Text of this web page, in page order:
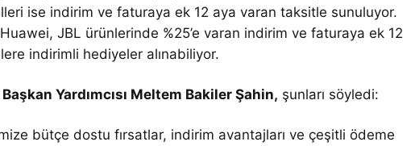
ise indirim ve faturaya ek 12 aya varan taksitle sunuluyor.
JBL ürünlerinde %25’e varan indirim ve faturaya ek 12
indirimli hediyeler alınabiliyor.
Yardımcısı Meltem Bakiler Şahin, şunları söyledi:
bütçe dostu fırsatlar, indirim avantajları ve çeşitli ödeme